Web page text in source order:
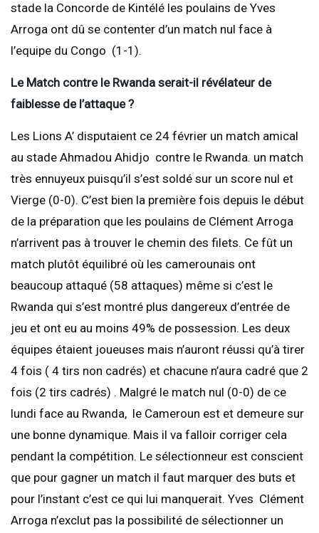
stade la Concorde de Kintélé les poulains de Yves
Arroga ont dû se contenter d’un match nul face à
l’equipe du Congo (1-1).
Le Match contre le Rwanda serait-il révélateur de
faiblesse de l’attaque ?
Les Lions A’ disputaient ce 24 février un match amical
au stade Ahmadou Ahidjo contre le Rwanda. un match
très ennuyeux puisqu’il s’est soldé sur un score nul et
Vierge (0-0). C’est bien la première fois depuis le début
de la préparation que les poulains de Clément Arroga
n’arrivent pas à trouver le chemin des filets. Ce fût un
match plutôt équilibré où les camerounais ont
beaucoup attaqué (58 attaques) même si c’est le
Rwanda qui s’est montré plus dangereux d’entrée de
jeu et ont eu au moins 49% de possession. Les deux
équipes étaient joueuses mais n’auront réussi qu’à tirer
4 fois ( 4 tirs non cadrés) et chacune n’aura cadré que 2
fois (2 tirs cadrés) . Malgré le match nul (0-0) de ce
lundi face au Rwanda, le Cameroun est et demeure sur
une bonne dynamique. Mais il va falloir corriger cela
pendant la compétition. Le sélectionneur est conscient
que pour gagner un match il faut marquer des buts et
pour l’instant c’est ce qui lui manquerait. Yves Clément
Arroga n’exclut pas la possibilité de sélectionner un